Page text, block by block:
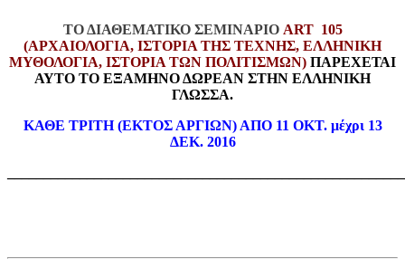
ΤΟ ΔΙΑΘΕΜΑΤΙΚΟ ΣΕΜΙΝΑΡΙΟ ART 105
(ΑΡΧΑΙΟΛΟΓΙΑ, ΙΣΤΟΡΙΑ ΤΗΣ ΤΕΧΝΗΣ, ΕΛΛΗΝΙΚΗ
ΜΥΘΟΛΟΓΙΑ, ΙΣΤΟΡΙΑ ΤΩΝ ΠΟΛΙΤΙΣΜΩΝ) ΠΑΡΕΧΕΤΑΙ
ΑΥΤΟ ΤΟ ΕΞΑΜΗΝΟ ΔΩΡΕΑΝ ΣΤΗΝ ΕΛΛΗΝΙΚΗ
ΓΛΩΣΣΑ.
ΚΑΘΕ ΤΡΙΤΗ (ΕΚΤΟΣ ΑΡΓΙΩΝ) ΑΠΟ 11 ΟΚΤ. μέχρι 13
ΔΕΚ. 2016